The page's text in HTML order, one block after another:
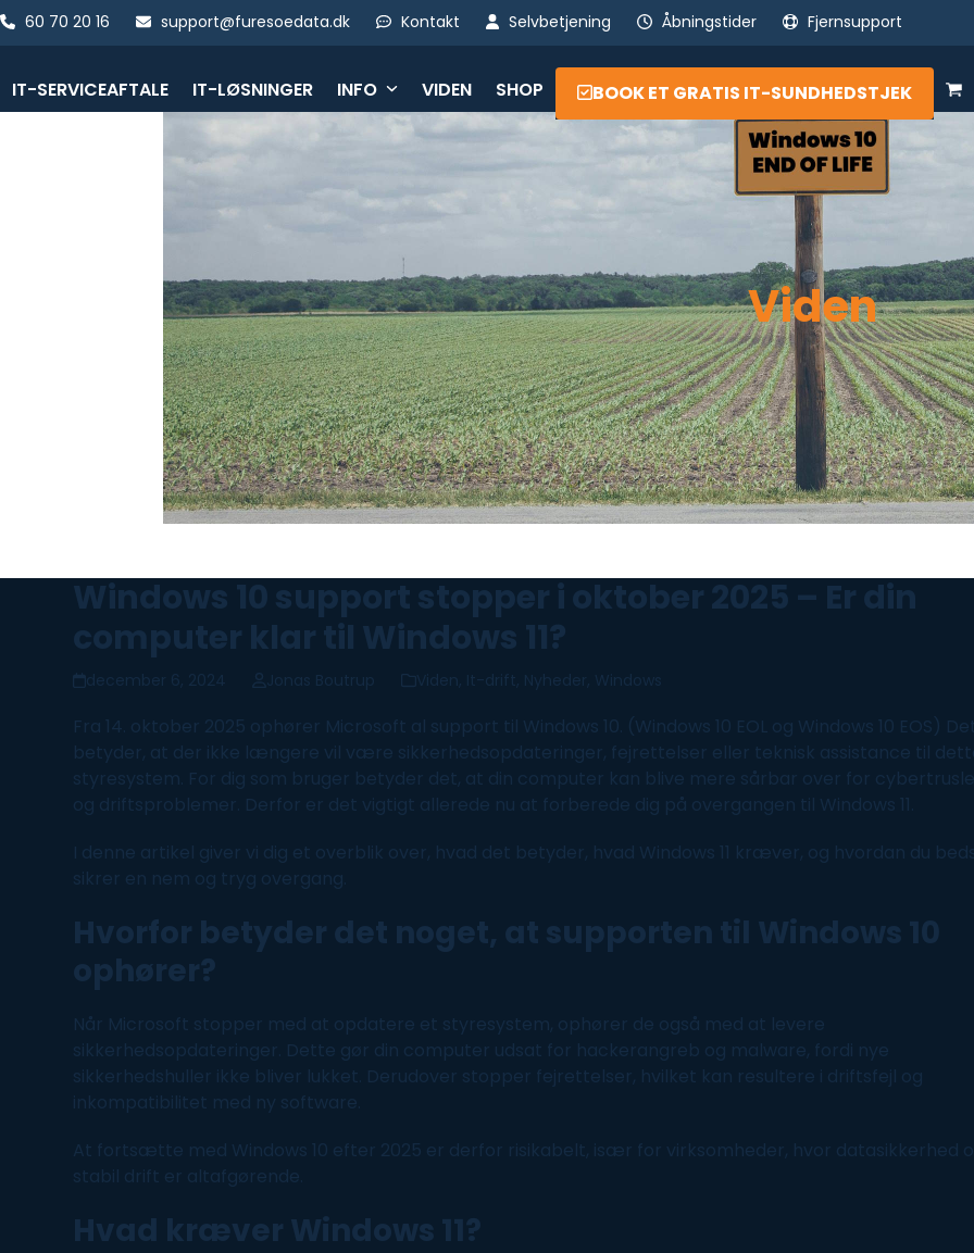
Skip
to
60 70 20 16 support@furesoedata.dk Kontakt Selvbetjening Åbningstider Fjernsupport
IT-SERVICEAFTALE IT-LØSNINGER INFO VIDEN SHOP BOOK ET GRATIS IT-SUNDHEDSTJEK
Viden
Windows 10 support stopper i oktober 2025 – Er din
computer klar til Windows 11?
december 6, 2024 Jonas Boutrup Viden, It-drift, Nyheder , Windows
Fra 14. oktober 2025 ophører Microsoft al support til Windows 10. (Windows 10 EOL og Windows 10 EOS)
betyder, at der ikke længere vil være sikkerhedsopdateringer, fejrettelser eller teknisk assistance til
styresystem. For dig som bruger betyder det, at din computer kan blive mere sårbar over for
og driftsproblemer. Derfor er det vigtigt allerede nu at forberede dig på overgangen til Windows 11.
I denne artikel giver vi dig et overblik over, hvad det betyder, hvad Windows 11 kræver, og hvordan du
sikrer en nem og tryg overgang.
Hvorfor betyder det noget, at supporten til Windows 10
ophører?
Når Microsoft stopper med at opdatere et styresystem, ophører de også med at levere
sikkerhedsopdateringer. Dette gør din computer udsat for hackerangreb og malware, fordi nye
sikkerhedshuller ikke bliver lukket. Derudover stopper fejrettelser, hvilket kan resultere i driftsfejl og
inkompatibilitet med ny software
At fortsætte med Windows 10 efter 2025 er derfor risikabelt, især for virksomheder, hvor datasikkerhed
stabil drift er altafgørende.
Hvad kræver Windows 11?